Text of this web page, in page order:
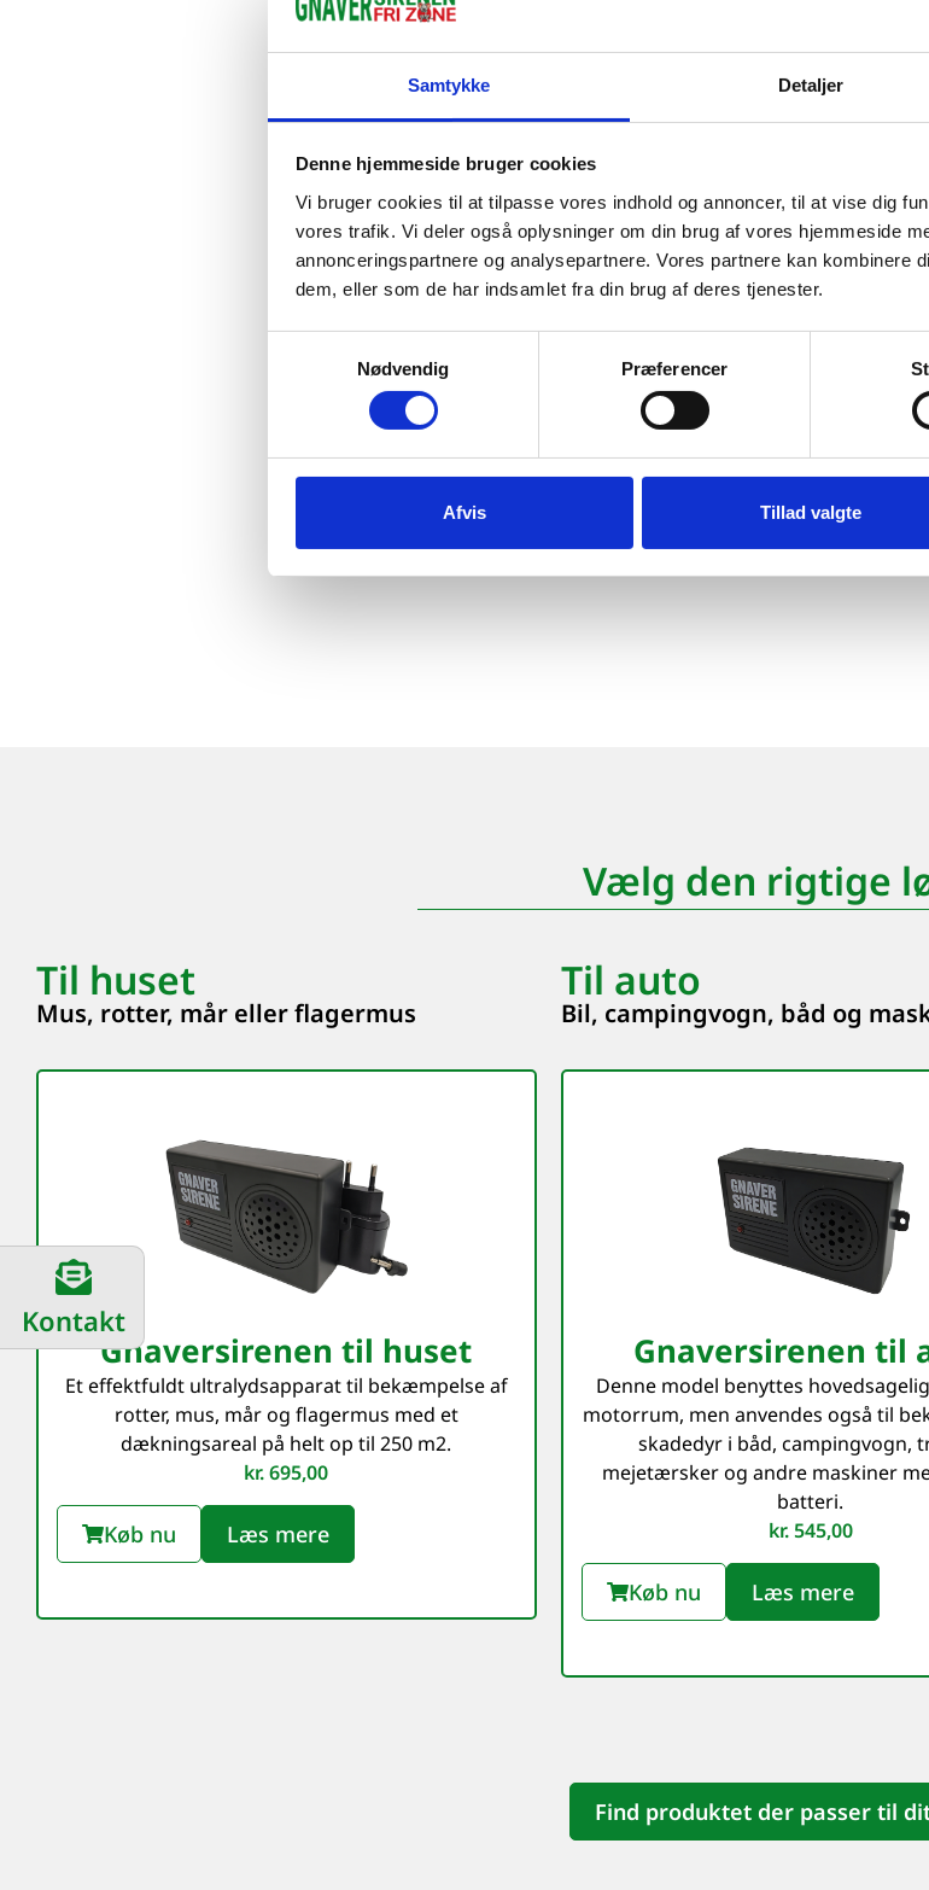
Samtykke Detaljer
Denne hjemmeside bruger cookies
Vi bruger cookies til at tilpasse vores indhold og annoncer, til at vise dig
vores trafik. Vi deler også oplysninger om din brug af vores hjemmeside
annonceringspartnere og analysepartnere. Vores partnere kan kombinere
dem, eller som de har indsamlet fra din brug af deres tjenester.
Nødvendig
Præferencer
Afvis Tillad valgte
Vælg den rigtige
Til huset
Mus, rotter, mår eller flagermus
Gnaversirenen til huset
Et effektfuldt ultralydsapparat til bekæmpelse af
rotter, mus, mår og flagermus med et
dækningsareal på helt op til 250 m2.
kr.695,00
Køb nu Læs mere
Til auto
Bil, campingvogn, båd og
Gnaversirenen til
Denne model benyttes
motorrum, men anvendes også til
skadedyr i båd, campingvogn,
mejetærsker og andre maskiner
batteri.
kr.545,00
Køb nu Læs mere
Find produktet der passer til
Kontakt